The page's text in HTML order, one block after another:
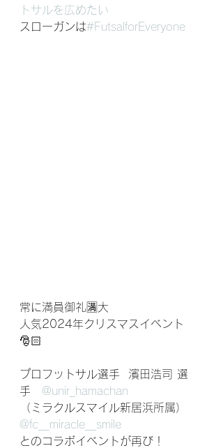
トサルを広めたい
スローガンは#FutsalforEveryone
常に満員御礼🈵大
人気2024年クリスマスイベント
🎅🏻⁣
プロフットサル選手  濱田浩司 選
手 @unir_hamachan
（ミラクルスマイル新居浜所属）
@fc__miracle__smile
とのコラボイベントが再び！⁣⁣